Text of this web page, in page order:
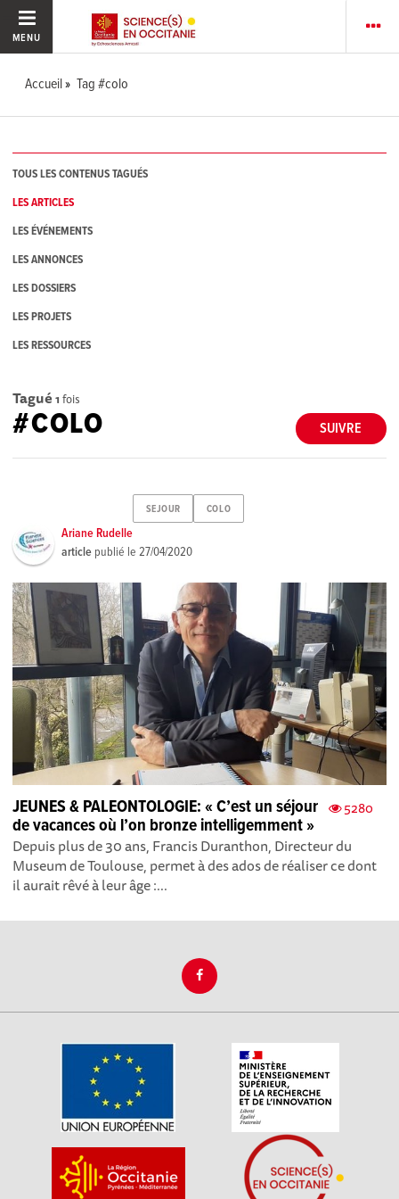
MENU
Accueil Tag #colo
TOUS LES CONTENUS TAGUÉS
LES ARTICLES
LES ÉVÉNEMENTS
LES ANNONCES
LES DOSSIERS
LES PROJETS
LES RESSOURCES
Tagué 1 fois
SUIVRE
#COLO
SEJOUR COLO
Ariane Rudelle
article publié le27/04/2020
5280
JEUNES & PALEONTOLOGIE: « C’est un séjour
de vacances où l’on bronze intelligemment »
Depuis plus de 30 ans, Francis Duranthon, Directeur du
Museum de Toulouse, permet à des ados de réaliser ce dont
il aurait rêvé à leur âge :...